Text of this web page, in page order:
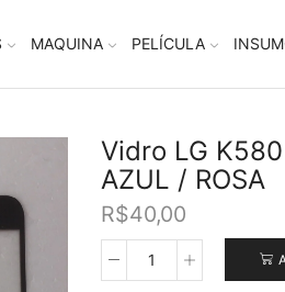
MAQUINA PELÍCULA
Vidro LG
AZUL / ROSA
R$40,00
Vidro